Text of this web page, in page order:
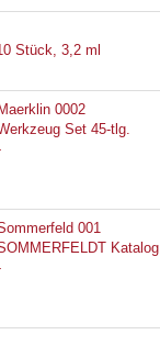
Stück, 3,2 ml
Maerklin 0002
Set 45-tlg.
001
Katalog